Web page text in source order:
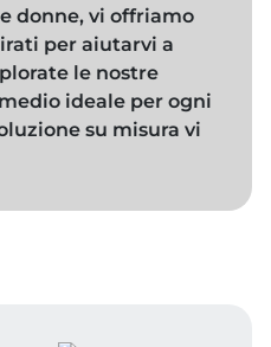
donne, vi offriamo
per aiutarvi a
le nostre
ideale per ogni
su misura vi